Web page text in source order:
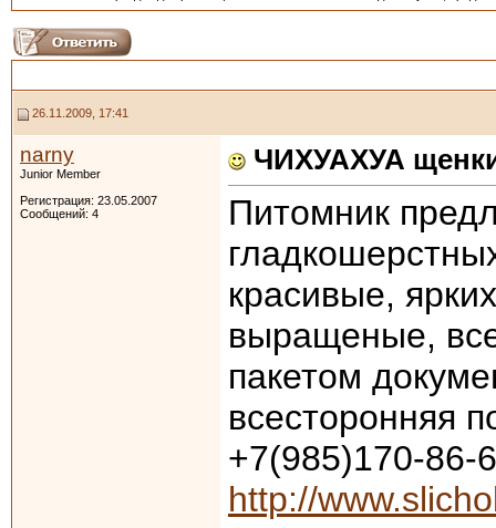
26.11.2009, 17:41
narny
Junior Member
Регистрация: 23.05.2007
Сообщений: 4
ЧИХУАХУА
Питомник
красивые,
выращеные,
пакетом
всесторонняя
+7(985)170-86-
http://